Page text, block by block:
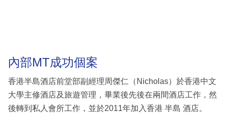
區
內部MT成功個案
香港半島酒店前堂部副經理周傑仁（Nicholas）於香港中文
大學主修酒店及旅遊管理，畢業後先後在兩間酒店工作，然
後轉到私人會所工作，並於2011年加入香港 半島 酒店。